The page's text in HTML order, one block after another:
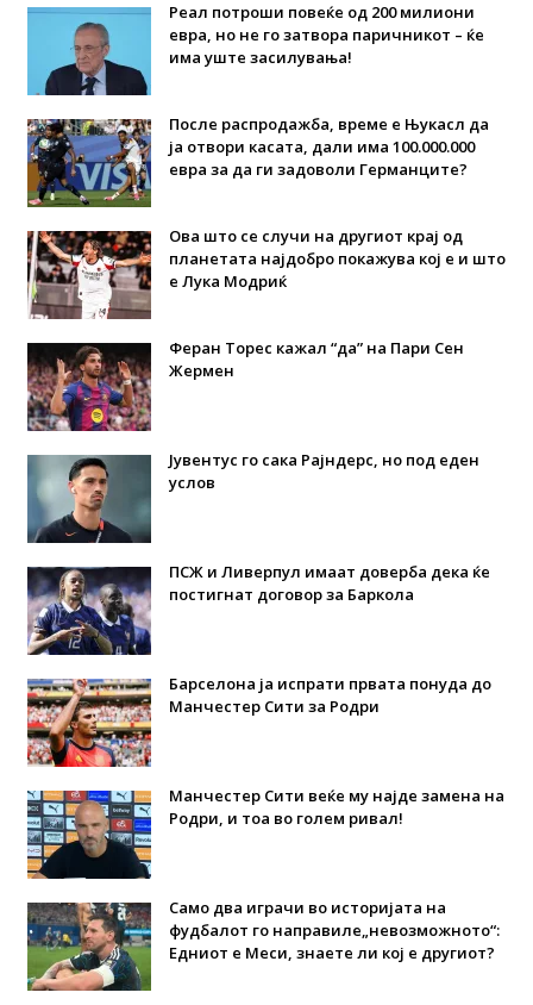
Реал потроши повеќе од 200 милиони
евра, но не го затвора паричникот – ќе
има уште засилувања!
После распродажба, време е Њукасл да
ја отвори касата, дали има 100.000.000
евра за да ги задоволи Германците?
Ова што се случи на другиот крај од
планетата најдобро покажува кој е и што
е Лука Модриќ
Феран Торес кажал “да” на Пари Сен
Жермен
Јувентус го сака Рајндерс, но под еден
услов
ПСЖ и Ливерпул имаат доверба дека ќе
постигнат договор за Баркола
Барселона ја испрати првата понуда до
Манчестер Сити за Родри
Манчестер Сити веќе му најде замена на
Родри, и тоа во голем ривал!
Само два играчи во историјата на
фудбалот го направиле„невозможното“:
Едниот е Меси, знаете ли кој е другиот?